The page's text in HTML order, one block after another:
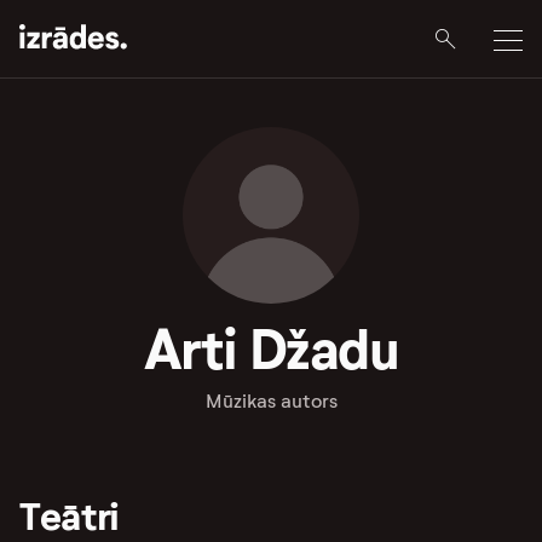
Arti Džadu
Mūzikas autors
Teātri